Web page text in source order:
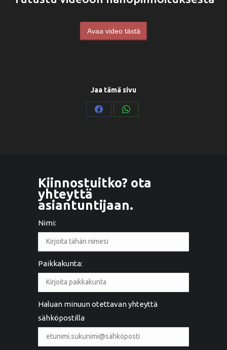
Avaa video tästä
Jaa tämä sivu
Share
Share
Kiinnostuitko? ota
yhteyttä
asiantuntijaan.
Nimi:
Paikkakunta:
Haluan minuun otettavan yhteyttä
sähköpostilla